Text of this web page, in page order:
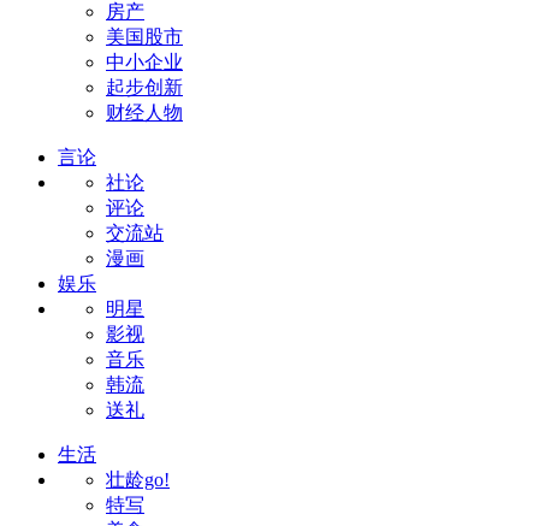
房产
美国股市
中小企业
起步创新
财经人物
言论
社论
评论
交流站
漫画
娱乐
明星
影视
音乐
韩流
送礼
生活
壮龄go!
特写